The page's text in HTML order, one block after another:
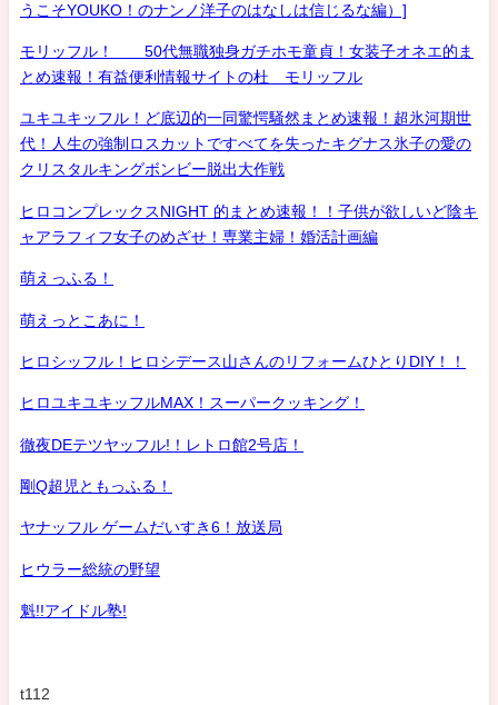
うこそYOUKO！のナンノ洋子のはなしは信じるな編）]
モリッフル！ 50代無職独身ガチホモ童貞！女装子オネエ的ま
とめ速報！有益便利情報サイトの杜 モリッフル
ユキユキッフル！ど底辺的一同驚愕騒然まとめ速報！超氷河期世
代！人生の強制ロスカットですべてを失ったキグナス氷子の愛の
クリスタルキングボンビー脱出大作戦
ヒロコンプレックスNIGHT 的まとめ速報！！子供が欲しいど陰キ
ャアラフィフ女子のめざせ！専業主婦！婚活計画編
萌えっふる！
萌えっとこあに！
ヒロシッフル！ヒロシデース山さんのリフォームひとりDIY！！
ヒロユキユキッフルMAX！スーパークッキング！
徹夜DEテツヤッフル!！レトロ館2号店！
剛Q超児ともっふる！
ヤナッフル ゲームだいすき6！放送局
ヒウラー総統の野望
魁!!アイドル塾!
t112